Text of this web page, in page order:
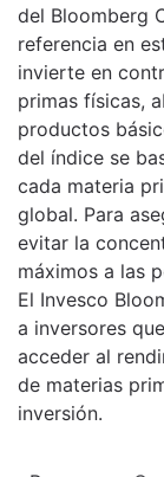
del Bloomberg
referencia en
invierte en
primas físicas,
productos
del índice se
cada materia
global. Para
evitar la
máximos a las
El Invesco
a inversores
acceder al
de materias
inversión.